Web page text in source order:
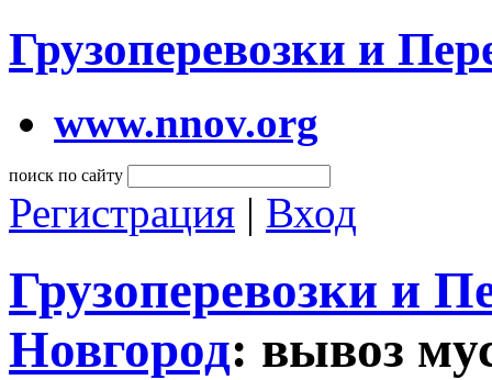
Грузоперевозки и
www.nnov.org
поиск по сайту
Регистрация | Вход
Грузоперевозки и
Новгород: вывоз